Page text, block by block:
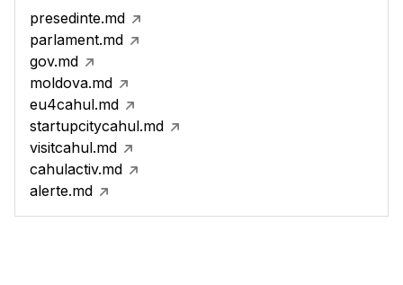
presedinte.md
parlament.md
gov.md
moldova.md
eu4cahul.md
startupcitycahul.md
visitcahul.md
cahulactiv.md
alerte.md